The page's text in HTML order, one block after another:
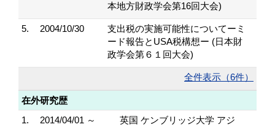
本地方財政学会第16回大会)
5. 2004/10/30
支出税の実施可能性についてーミ
ード報告とUSA税構想ー (日本財
政学会第６１回大会)
全件表示（6件）
在外研究歴
1.
2014/04/01 ～
英国 ケンブリッジ大学 アジ